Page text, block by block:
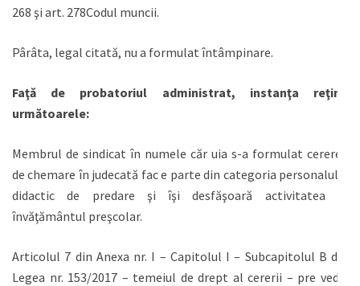
268 şi art. 278Codul muncii.
Pârâta, legal citată, nu a formulat întâmpinare.
Faţă de probatoriul administrat, instanţa reţine
următoarele:
Membrul de sindicat în numele căr uia s-a formulat cererea
de chemare în judecată fac e parte din categoria personalului
didactic de predare şi îşi desfăşoară activitatea în
învăţământul preşcolar.
Articolul 7 din Anexa nr. I – Capitolul I – Subcapitolul B din
Legea nr. 153/2017 – temeiul de drept al cererii – pre vede: